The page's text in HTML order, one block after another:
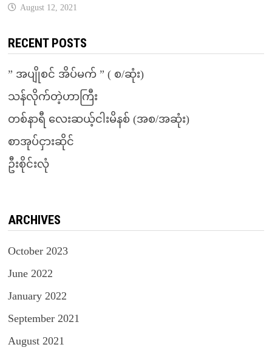
August 12, 2021
RECENT POSTS
” အပျိုစင် အိပ်မက် ” ( စ/ဆုံး)
သန်လိုက်တဲ့ဟာကြီး
တစ်နာရီ လေးဆယ့်ငါးမိနစ် (အစ/အဆုံး)
စာအုပ်ငှားဆိုင်
ဦးစိုင်းလုံ
ARCHIVES
October 2023
June 2022
January 2022
September 2021
August 2021